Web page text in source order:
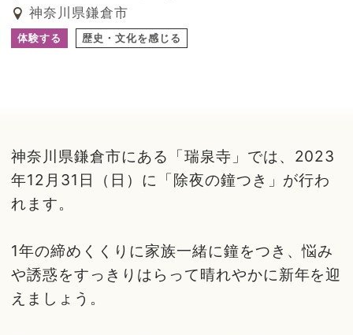
神奈川県鎌倉市
体験する 歴史・文化を感じる
神奈川県鎌倉市にある「瑞泉寺」では、2023
年12月31日（日）に「除夜の鐘つき」が行わ
れます。
1年の締めくくりに家族一緒に鐘をつき、悩み
や誘惑をすっきりはらって晴れやかに新年を迎
えましょう。